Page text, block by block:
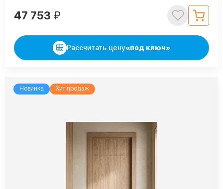
47 753 ₽
Рассчитать цену«под ключ»
Новинка Хит продаж